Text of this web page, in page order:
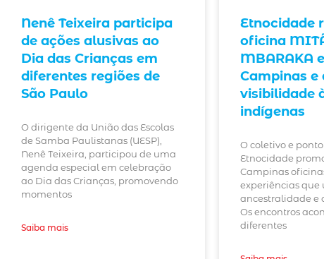
Nenê Teixeira participa
de ações alusivas ao
Dia das Crianças em
diferentes regiões de
São Paulo
O dirigente da União das Escolas
de Samba Paulistanas (UESP),
Nenê Teixeira, participou de uma
agenda especial em celebração
ao Dia das Crianças, promovendo
momentos
Saiba mais
Etnocidade
oficina
MBARAKA
Campinas e
visibilidade
indígenas
O coletivo e
Etnocidade
Campinas
experiências que
ancestralidade e
Os encontros
diferentes